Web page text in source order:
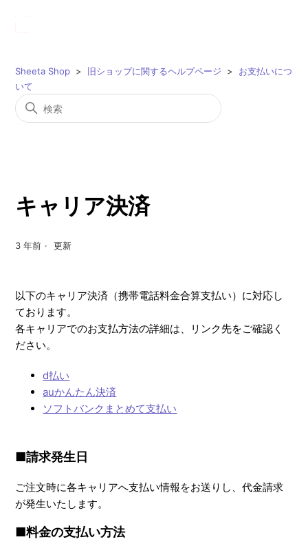
Sheeta Shop 旧ショップに関するヘルプページ
お支払いにつ
いて
キャリア決済
3 年前 更新
以下のキャリア決済（携帯電話料金合算支払い）に対応し
ております。
各キャリアでのお支払方法の詳細は、リンク先をご確認く
ださい。
d払い
auかんたん決済
ソフトバンクまとめて支払い
■請求発生日
ご注文時に各キャリアへ支払い情報をお送りし、代金請求
が発生いたします。
■料金の支払い方法